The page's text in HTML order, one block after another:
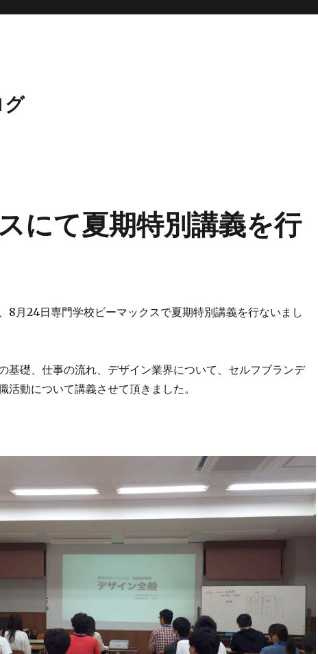
にて夏期特別講義を行
8月24日専門学校ビーマックスで夏期特別講義を行ないまし
基礎、仕事の流れ、デザイン業界について、セルフブランデ
活動について講義させて頂きました。